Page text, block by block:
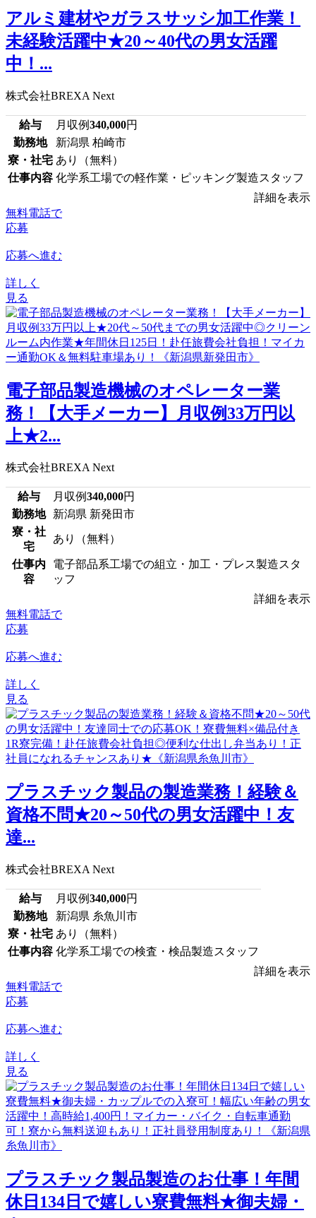
アルミ建材やガラスサッシ加工作業！
未経験活躍中★20～40代の男女活躍
中！...
株式会社BREXA Next
給与 月収例340,000円
勤務地
新潟県 柏崎市
寮・社宅 あり（無料）
仕事内容 化学系工場での軽作業・ピッキング製造スタッフ
詳細を表示
無料電話で
応募
応募へ進む
詳しく
見る
電子部品製造機械のオペレーター業
務！【大手メーカー】月収例33万円以
上★2...
株式会社BREXA Next
給与 月収例340,000円
勤務地
新潟県 新発田市
寮・社
宅
あり（無料）
仕事内
容
電子部品系工場での組立・加工・プレス製造スタ
ッフ
詳細を表示
無料電話で
応募
応募へ進む
詳しく
見る
プラスチック製品の製造業務！経験＆
資格不問★20～50代の男女活躍中！友
達...
株式会社BREXA Next
給与 月収例340,000円
勤務地
新潟県 糸魚川市
寮・社宅 あり（無料）
仕事内容 化学系工場での検査・検品製造スタッフ
詳細を表示
無料電話で
応募
応募へ進む
詳しく
見る
プラスチック製品製造のお仕事！年間
休日134日で嬉しい寮費無料★御夫婦・